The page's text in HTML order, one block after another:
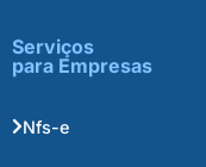
Serviços
para Empresas
Nfs-e